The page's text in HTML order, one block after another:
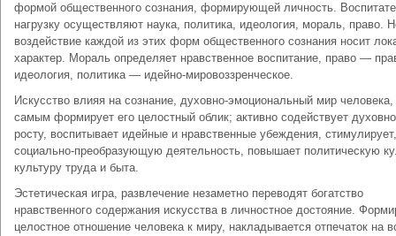
формой общественного сознания, формирующей личность.
нагрузку осуществляют наука, политика, идеология, мораль, право.
воздействие каждой из этих форм общественного сознания носит
характер. Мораль определяет нравственное воспитание, право —
идеология, политика — идейно-мировоззренческое.
Искусство влияя на сознание, духовно-эмоциональный мир
самым формирует его целостный облик; активно содействует
росту, воспитывает идейные и нравственные убеждения, стимулирует,
социально-преобразующую деятельность, повышает политическую
культуру труда и быта.
Эстетическая игра, развлечение незаметно переводят богатство
нравственного содержания искусства в личностное достояние.
целостное отношение человека к миру, накладывается отпечаток на